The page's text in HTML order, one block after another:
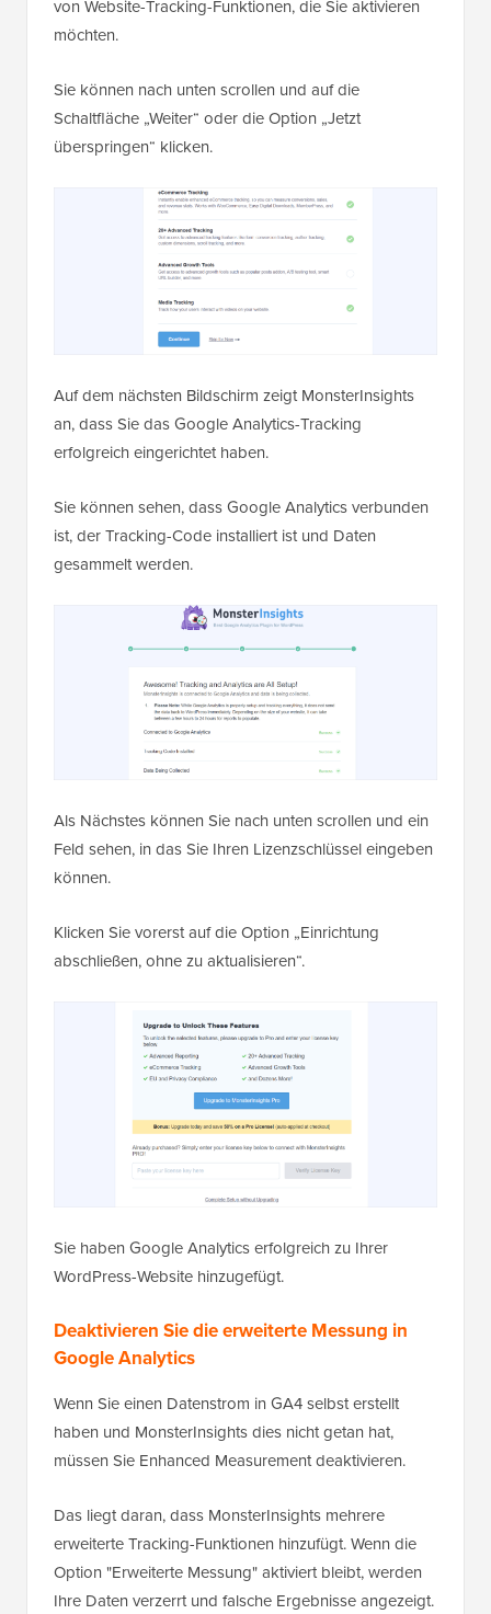
von Website-Tracking-Funktionen, die Sie aktivieren
möchten.
Sie können nach unten scrollen und auf die
Schaltfläche „Weiter“ oder die Option „Jetzt
überspringen“ klicken.
Auf dem nächsten Bildschirm zeigt MonsterInsights
an, dass Sie das Google Analytics-Tracking
erfolgreich eingerichtet haben.
Sie können sehen, dass Google Analytics verbunden
ist, der Tracking-Code installiert ist und Daten
gesammelt werden.
Als Nächstes können Sie nach unten scrollen und ein
Feld sehen, in das Sie Ihren Lizenzschlüssel eingeben
können.
Klicken Sie vorerst auf die Option „Einrichtung
abschließen, ohne zu aktualisieren“.
Sie haben Google Analytics erfolgreich zu Ihrer
WordPress-Website hinzugefügt.
Deaktivieren Sie die erweiterte Messung in
Google Analytics
Wenn Sie einen Datenstrom in GA4 selbst erstellt
haben und MonsterInsights dies nicht getan hat,
müssen Sie Enhanced Measurement deaktivieren.
Das liegt daran, dass MonsterInsights mehrere
erweiterte Tracking-Funktionen hinzufügt. Wenn die
Option "Erweiterte Messung" aktiviert bleibt, werden
Ihre Daten verzerrt und falsche Ergebnisse angezeigt.